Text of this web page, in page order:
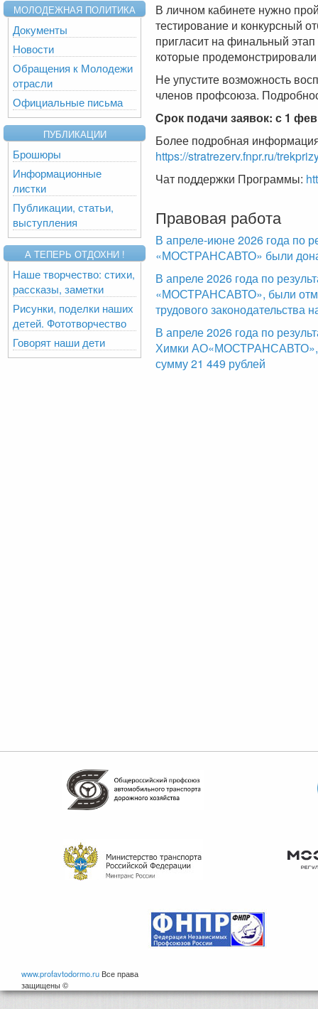
МОЛОДЕЖНАЯ ПОЛИТИКА
Документы
Новости
Обращения к Молодежи
отрасли
Официальные письма
ПУБЛИКАЦИИ
Брошюры
Информационные
листки
Публикации, статьи,
выступления
А ТЕПЕРЬ ОТДОХНИ !
Наше творчество: стихи,
рассказы, заметки
Рисунки, поделки наших
детей. Фототворчество
Говорят наши дети
В личном кабинете нужно
тестирование и конкурсный
пригласит на финальный
которые
Не упустите возможность
членов профсоюза.
Срок подачи заявок: с 1
Более подробная
https://stratrezerv.fnpr.ru/
Чат поддержки Программы:
Правовая работа
В апреле-июне 2026 года по
«МОСТРАНСАВТО» были
В апреле 2026 года по
«МОСТРАНСАВТО», были
трудового
В апреле 2026 года по
Химки АО«МОСТРАНСАВТО»,
сумму 21 449 рублей
www.profavtodormo.ru Все права
защищены ©